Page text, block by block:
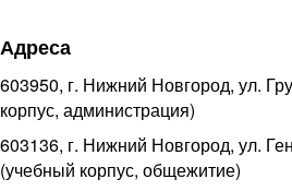
Адреса
603950, г. Нижний Новгород, ул.
корпус, администрация)
603136, г. Нижний Новгород, ул.
(учебный корпус, общежитие)